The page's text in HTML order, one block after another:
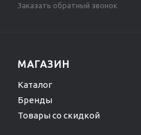
Заказать обратный звонок
МАГАЗИН
Каталог
Бренды
Товары со скидкой